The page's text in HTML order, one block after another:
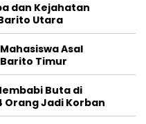
dan Kejahatan
Utara
Asal
Timur
Buta di
Orang Jadi Korban